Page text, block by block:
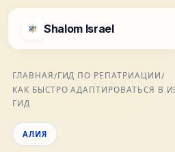
Shalom Israel
Афиша
ГЛАВНАЯ/ГИД ПО РЕПАТРИАЦИИ/
КАК БЫСТРО АДАПТИРОВАТЬСЯ В
ГИД
АЛИЯ